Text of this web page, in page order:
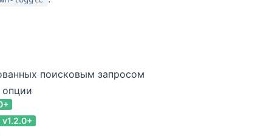
поисковым запросом
v1.2.0+